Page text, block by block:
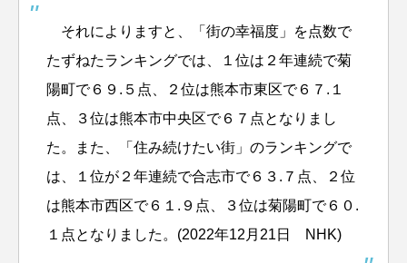
それによりますと、「街の幸福度」を点数で
たずねたランキングでは、１位は２年連続で菊
陽町で６９.５点、２位は熊本市東区で６７.１
点、３位は熊本市中央区で６７点となりまし
た。
また、「住み続けたい街」のランキングで
は、１位が２年連続で合志市で６３.７点、２位
は熊本市西区で６１.９点、３位は菊陽町で６０.
１点となりました。(2022年12月21日 NHK)